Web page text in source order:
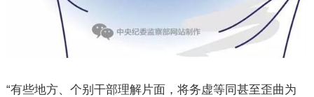
“有些地方、个别干部理解片面，将务虚等同甚至歪曲为